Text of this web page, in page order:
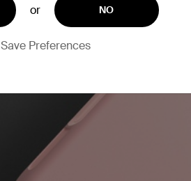
or NO
Save Preferences